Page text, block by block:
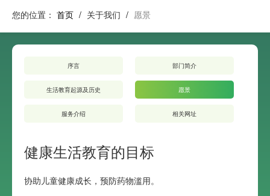
您的位置： 首页 / 关于我们 / 愿景
序言 部门简介
生活教育起源及历史 愿景
服务介绍 相关网址
健康生活教育的目标
协助儿童健康成长，预防药物滥用。